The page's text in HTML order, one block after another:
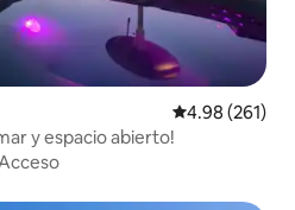
Calificación
4.98 (261)
y espacio abierto!
Acceso